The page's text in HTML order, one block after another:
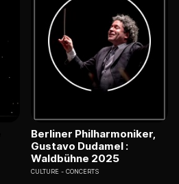
Berliner Philharmoniker,
Gustavo Dudamel :
Waldbühne 2025
CULTURE CONCERTS